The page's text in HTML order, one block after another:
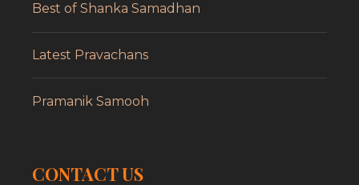
Best of Shanka Samadhan
Latest Pravachans
Pramanik Samooh
CONTACT US